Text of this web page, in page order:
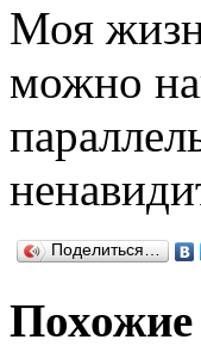
Моя
можно
Поделиться…
Похожие